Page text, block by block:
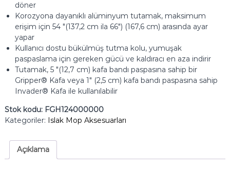
döner
Korozyona dayanıklı alüminyum tutamak, maksimum
erişim için 54 "(137,2 cm ila 66") (167,6 cm) arasında ayar
yapar
Kullanıcı dostu bükülmüş tutma kolu, yumuşak
paspaslama için gereken gücü ve kaldıracı en aza indirir
Tutamak, 5 "(12,7 cm) kafa bandı paspasına sahip bir
Gripper® Kafa veya 1" (2,5 cm) kafa bandı paspasına sahip
Invader® Kafa ile kullanılabilir
Stok kodu: FGH124000000
Kategoriler: Islak Mop Aksesuarları
Açıklama